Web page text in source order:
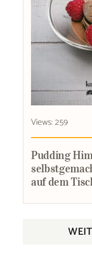
Views: 259
Pudding
auf dem